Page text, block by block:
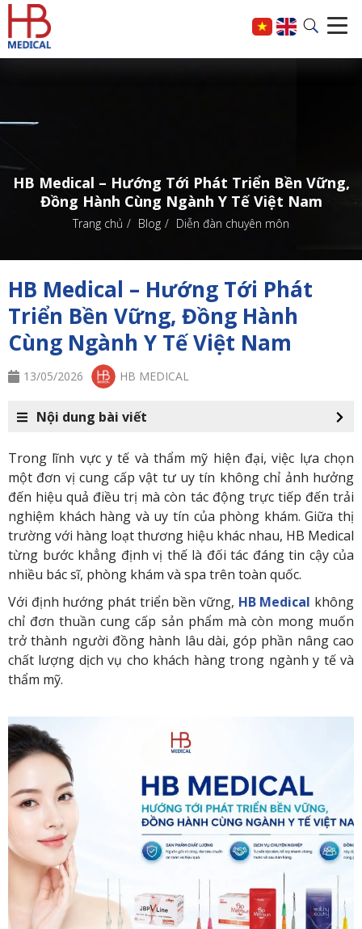
HB Medical – Hướng Tới Phát Triển Bền Vững,
Đồng Hành Cùng Ngành Y Tế Việt Nam
Trang chủ Blog Diễn đàn chuyên môn
HB Medical – Hướng Tới Phát
Triển Bền Vững, Đồng Hành
Cùng Ngành Y Tế Việt Nam
13/05/2026 HB MEDICAL
Nội dung bài viết
Trong lĩnh vực y tế và thẩm mỹ hiện đại, việc lựa chọn
một đơn vị cung cấp vật tư uy tín không chỉ ảnh hưởng
đến hiệu quả điều trị mà còn tác động trực tiếp đến trải
nghiệm khách hàng và uy tín của phòng khám. Giữa thị
trường với hàng loạt thương hiệu khác nhau, HB Medical
từng bước khẳng định vị thế là đối tác đáng tin cậy của
nhiều bác sĩ, phòng khám và spa trên toàn quốc.
Với định hướng phát triển bền vững, HB Medical không
chỉ đơn thuần cung cấp sản phẩm mà còn mong muốn
trở thành người đồng hành lâu dài, góp phần nâng cao
chất lượng dịch vụ cho khách hàng trong ngành y tế và
thẩm mỹ.